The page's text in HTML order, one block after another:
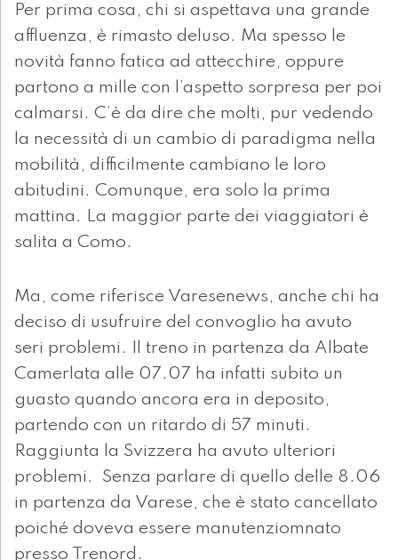
Per prima cosa, chi si aspettava una grande
affluenza, è rimasto deluso. Ma spesso le
novità fanno fatica ad attecchire, oppure
partono a mille con l’aspetto sorpresa per poi
calmarsi. C’è da dire che molti, pur vedendo
la necessità di un cambio di paradigma nella
mobilità, difficilmente cambiano le loro
abitudini. Comunque, era solo la prima
mattina. La maggior parte dei viaggiatori è
salita a Como.
Ma, come riferisce Varesenews, anche chi ha
deciso di usufruire del convoglio ha avuto
seri problemi. Il treno in partenza da Albate
Camerlata alle 07.07 ha infatti subito un
guasto quando ancora era in deposito,
partendo con un ritardo di 57 minuti.
Raggiunta la Svizzera ha avuto ulteriori
problemi. Senza parlare di quello delle 8.06
in partenza da Varese, che è stato cancellato
poiché doveva essere manutenziomnato
presso Trenord.